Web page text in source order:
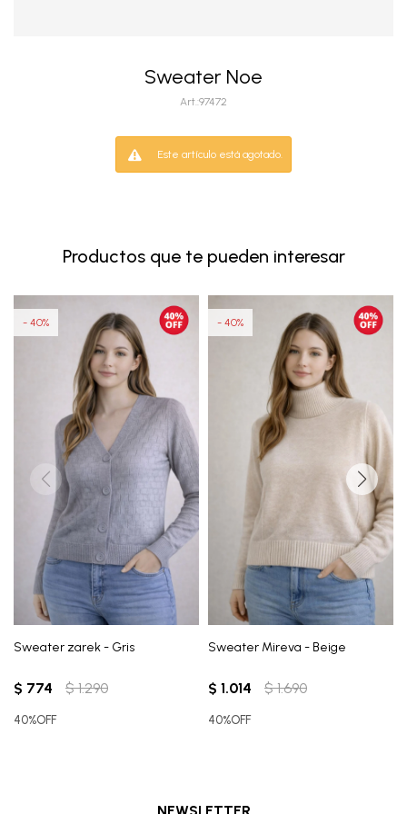
Sweater Noe
97472
Este artículo está agotado.
Productos que te pueden interesar
Sweater zarek - Gris
$ 774 $ 1.290
40
40%OFF
Sweater Mireva - Beige
$ 1.014 $ 1.690
40
40%OFF
NEWSLETTER